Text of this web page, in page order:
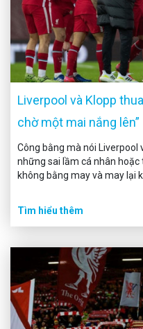
Liverpool và Klopp
chờ một mai nắng lên”
Công bằng mà nói Liverpool
những sai lầm cá nhân hoặc
không bằng may và may lại
Tìm hiểu thêm